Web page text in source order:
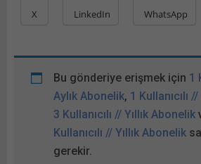
X LinkedIn WhatsApp
Bu gönderiye erişmek için 1
Aylık Abonelik, 1 Kullanıcılı
3 Kullanıcılı // Yıllık Abonelik
Kullanıcılı // Yıllık Abonelik
gerekir.